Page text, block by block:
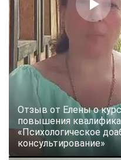
Отзыв от Елены о
повышения
«Психологическое
консультирование»